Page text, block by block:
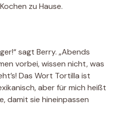
zu Hause.
sagt Berry. „Abends
vorbei, wissen nicht, was
Das Wort Tortilla ist
aber für mich heißt
damit sie hineinpassen